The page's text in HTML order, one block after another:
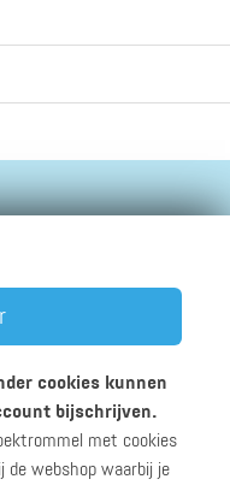
voorwaarden
cookies kunnen
bijschrijven.
met cookies
de webshop waarbij je